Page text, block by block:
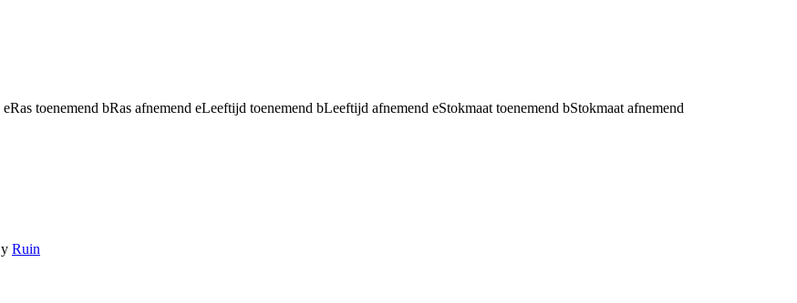
eRas toenemend bRas afnemend eLeeftijd toenemend bLeeftijd afnemend eStokmaat toenemend bStokmaat afnemend
y Ruin